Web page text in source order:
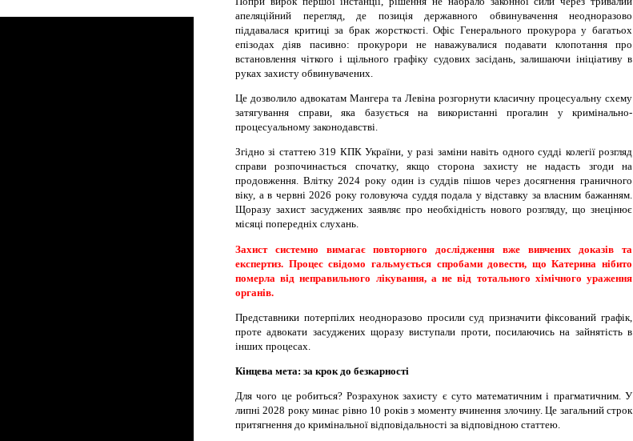
апеляційний перегляд, де позиція державного обвинувачення неодноразово
піддавалася критиці за брак жорсткості. Офіс Генерального прокурора у багатьох
епізодах діяв пасивно: прокурори не наважувалися подавати клопотання про
встановлення чіткого і щільного графіку судових засідань, залишаючи ініціативу в
руках захисту обвинувачених.
Це дозволило адвокатам Мангера та Левіна розгорнути класичну процесуальну схему
затягування справи, яка базується на використанні прогалин у кримінально-
процесуальному законодавстві.
Згідно зі статтею 319 КПК України, у разі заміни навіть одного судді колегії розгляд
справи розпочинається спочатку, якщо сторона захисту не надасть згоди на
продовження. Влітку 2024 року один із суддів пішов через досягнення граничного
віку, а в червні 2026 року головуюча суддя подала у відставку за власним бажанням.
Щоразу захист засуджених заявляє про необхідність нового розгляду, що знецінює
місяці попередніх слухань.
Захист системно вимагає повторного дослідження вже вивчених доказів та
експертиз. Процес свідомо гальмується спробами довести, що Катерина нібито
померла від неправильного лікування, а не від тотального хімічного ураження
органів.
Представники потерпілих неодноразово просили суд призначити фіксований графік,
проте адвокати засуджених щоразу виступали проти, посилаючись на зайнятість в
інших процесах.
Кінцева мета: за крок до безкарності
Для чого це робиться? Розрахунок захисту є суто математичним і прагматичним. У
липні 2028 року минає рівно 10 років з моменту вчинення злочину. Це загальний строк
притягнення до кримінальної відповідальності за відповідною статтею.